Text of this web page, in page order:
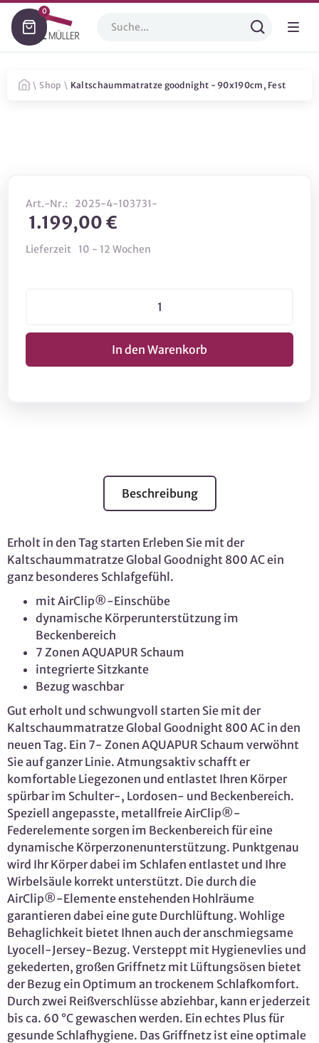
0
\ Shop \ Kaltschaummatratze goodnight - 90x190cm, Fest
Art.-Nr.: 2025-4-103731-
1.199,00 €
Lieferzeit 10 - 12 Wochen
Beschreibung
Erholt in den Tag starten Erleben Sie mit der
Kaltschaummatratze Global Goodnight 800 AC ein
ganz besonderes Schlafgefühl.
mit AirClip®-Einschübe
dynamische Körperunterstützung im
Beckenbereich
7 Zonen AQUAPUR Schaum
integrierte Sitzkante
Bezug waschbar
Gut erholt und schwungvoll starten Sie mit der
Kaltschaummatratze Global Goodnight 800 AC in den
neuen Tag. Ein 7- Zonen AQUAPUR Schaum verwöhnt
Sie auf ganzer Linie. Atmungsaktiv schafft er
komfortable Liegezonen und entlastet Ihren Körper
spürbar im Schulter-, Lordosen- und Beckenbereich.
Speziell angepasste, metallfreie AirClip®-
Federelemente sorgen im Beckenbereich für eine
dynamische Körperzonenunterstützung. Punktgenau
wird Ihr Körper dabei im Schlafen entlastet und Ihre
Wirbelsäule korrekt unterstützt. Die durch die
AirClip®-Elemente enstehenden Hohlräume
garantieren dabei eine gute Durchlüftung. Wohlige
Behaglichkeit bietet Ihnen auch der anschmiegsame
Lyocell-Jersey-Bezug. Versteppt mit Hygienevlies und
gekederten, großen Griffnetz mit Lüftungsösen bietet
der Bezug ein Optimum an trockenem Schlafkomfort.
Durch zwei Reißverschlüsse abziehbar, kann er jederzeit
bis ca. 60 °C gewaschen werden. Ein echtes Plus für
gesunde Schlafhygiene. Das Griffnetz ist eine optimale